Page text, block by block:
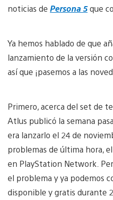
noticias de Persona 5que
Ya hemos hablado de que
lanzamiento de la versión
así que ¡pasemos a las
Primero, acerca del set de
Atlus publicó la semana
era lanzarlo el 24 de
problemas de última hora,
en PlayStation Network.
el problema y ya podemos
disponible y gratis durante